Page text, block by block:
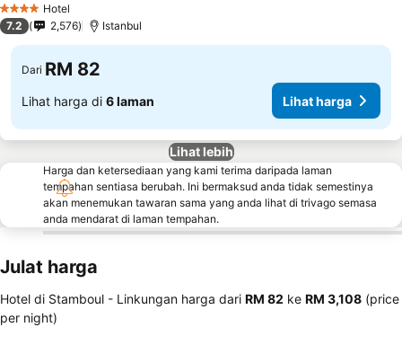
4 BintangHotel
7.2 2,576 Istanbul
Dari RM 82
Lihat harga di 6 laman Lihat harga
Lihat lebih
Harga dan ketersediaan yang kami terima daripada laman
tempahan sentiasa berubah. Ini bermaksud anda tidak semestinya
akan menemukan tawaran sama yang anda lihat di trivago semasa
anda mendarat di laman tempahan.
Julat harga
Hotel di Stamboul - Linkungan harga dari ‎RM 82 ke ‎RM 3,108 (price
per night)